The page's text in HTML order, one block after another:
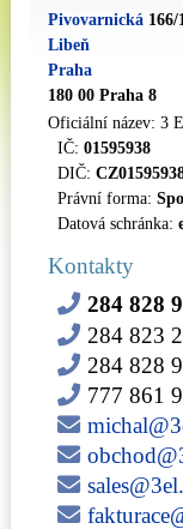
Pivovarnická 166/
Libeň
Praha
180 00 Praha 8
Oficiální název: 3
IČ: 01595938
DIČ:
Právní forma:
Datová schránka:
Kontakty
284 828
284 823
284 828
777 861